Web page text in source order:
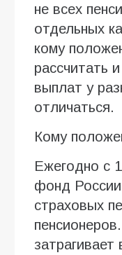
не всех
отдельных
кому
рассчитать
выплат у
отличаться.
Кому
Ежегодно с
фонд России
страховых
затрагивает